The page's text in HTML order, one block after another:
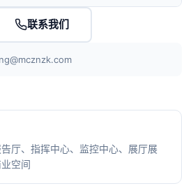
联系我们
厅、指挥中心、监控中心、展厅展
空间